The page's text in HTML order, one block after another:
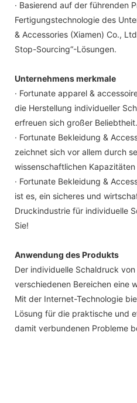
· Basierend auf der führenden
Fertigungstechnologie des
& Accessories (Xiamen) Co.,
Stop-Sourcing“-Lösungen.
Unternehmens merkmale
· Fortunate apparel &
die Herstellung individueller
erfreuen sich großer Beliebtheit.
· Fortunate Bekleidung &
zeichnet sich vor allem durch
wissenschaftlichen Kapazitäten
· Fortunate Bekleidung &
ist es, ein sicheres und
Druckindustrie für individuelle
Sie!
Anwendung des Produkts
Der individuelle Schaldruck
verschiedenen Bereichen eine
Mit der Internet-Technologie
Lösung für die praktische und
damit verbundenen Probleme